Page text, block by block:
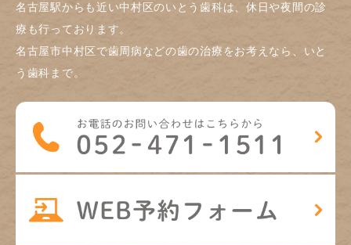
名古屋駅からも近い中村区のいとう歯科は、休日や夜間の診
療も行っております。
名古屋市中村区で歯周病などの歯の治療をお考えなら、いと
う歯科まで。